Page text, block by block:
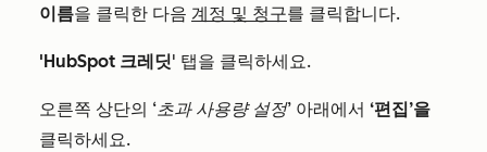
이름을 클릭한 다음 계정 및 청구를 클릭합니다.
'HubSpot 크레딧' 탭을 클릭하세요.
오른쪽 상단의 ‘초과 사용량 설정’ 아래에서 ‘편집’을
클릭하세요.